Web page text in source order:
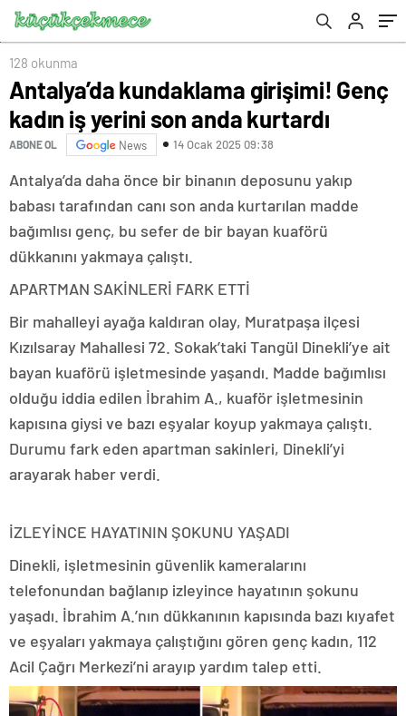
128 okunma
Antalya’da kundaklama girişimi! Genç
kadın iş yerini son anda kurtardı
ABONE OL News 14 Ocak 2025 09:38
Antalya’da daha önce bir binanın deposunu yakıp
babası tarafından canı son anda kurtarılan madde
bağımlısı genç, bu sefer de bir bayan kuaförü
dükkanını yakmaya çalıştı.
APARTMAN SAKİNLERİ FARK ETTİ
Bir mahalleyi ayağa kaldıran olay, Muratpaşa ilçesi
Kızılsaray Mahallesi 72. Sokak’taki Tangül Dinekli’ye ait
bayan kuaförü işletmesinde yaşandı. Madde bağımlısı
olduğu iddia edilen İbrahim A., kuaför işletmesinin
kapısına giysi ve bazı eşyalar koyup yakmaya çalıştı.
Durumu fark eden apartman sakinleri, Dinekli’yi
arayarak haber verdi.
İZLEYİNCE HAYATININ ŞOKUNU YAŞADI
Dinekli, işletmesinin güvenlik kameralarını
telefonundan bağlanıp izleyince hayatının şokunu
yaşadı. İbrahim A.’nın dükkanının kapısında bazı kıyafet
ve eşyaları yakmaya çalıştığını gören genç kadın, 112
Acil Çağrı Merkezi’ni arayıp yardım talep etti.